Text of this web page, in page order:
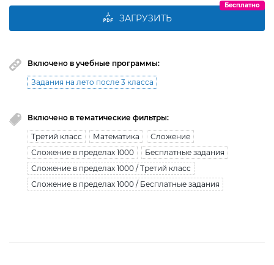
ЗАГРУЗИТЬ
Бесплатно
Включено в учебные программы:
Задания на лето после 3 класса
Включено в тематические фильтры:
Третий класс Математика
Сложение
Сложение в пределах 1000
Бесплатные задания
Сложение в пределах 1000 / Третий класс
Сложение в пределах 1000 / Бесплатные задания